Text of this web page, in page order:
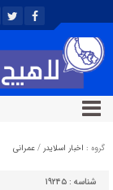
گروه : اخبار اسلایدر / عمرانی
شناسه : ۱۹۲۴۵